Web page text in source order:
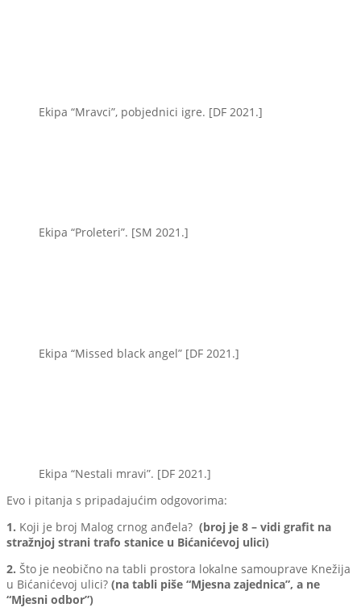
Ekipa “Mravci”, pobjednici igre. [DF 2021.]
Ekipa “Proleteri”. [SM 2021.]
Ekipa “Missed black angel” [DF 2021.]
Ekipa “Nestali mravi”. [DF 2021.]
Evo i pitanja s pripadajućim odgovorima:
1. Koji je broj Malog crnog anđela? (broj je 8 – vidi grafit na
stražnjoj strani trafo stanice u Bićanićevoj ulici)
2. Što je neobično na tabli prostora lokalne samouprave Knežija
u Bićanićevoj ulici? (na tabli piše “Mjesna zajednica”, a ne
“Mjesni odbor”)